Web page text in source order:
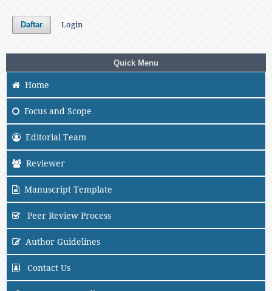
Daftar Login
Quick Menu
Home
Focus and Scope
Editorial Team
Reviewer
Manuscript Template
Peer Review Process
Author Guidelines
Contact Us